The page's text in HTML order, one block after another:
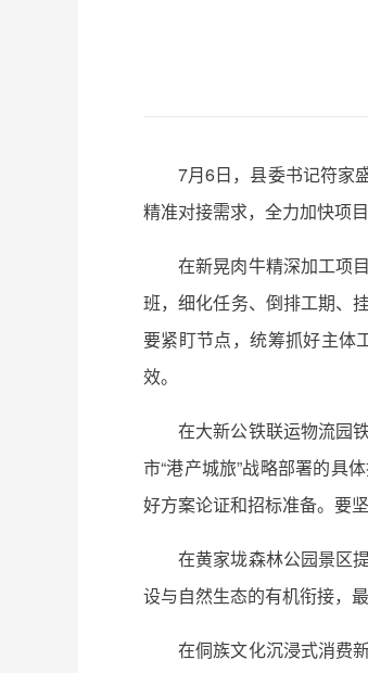
7月6日，县委书记符家
精准对接需求，全力加快项
在新晃肉牛精深加工项
班，细化任务、倒排工期、
要紧盯节点，统筹抓好主体
效。
在大新公铁联运物流园
市“港产城旅”战略部署的具
好方案论证和招标准备。要
在黄家垅森林公园景区
设与自然生态的有机衔接，
在侗族文化沉浸式消费